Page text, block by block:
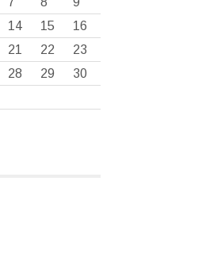
14 15
16
21 22
23
28 29
30